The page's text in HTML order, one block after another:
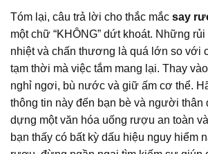
Tóm lại, câu trả lời cho thắc mắc say
một chữ “KHÔNG” dứt khoát. Những
nhiệt và chấn thương là quá lớn so với
tạm thời mà việc tắm mang lại. Thay
nghỉ ngơi, bù nước và giữ ấm cơ thể.
thông tin này đến bạn bè và người thân
dựng một văn hóa uống rượu an toàn
bạn thấy có bất kỳ dấu hiệu nguy hiểm